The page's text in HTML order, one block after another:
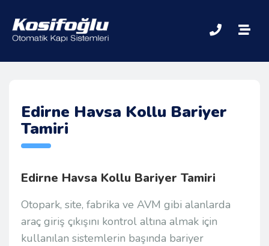
Edirne Havsa Kollu Bariyer
Tamiri
Edirne Havsa Kollu Bariyer Tamiri
Otopark, site, fabrika ve AVM gibi alanlarda
araç giriş çıkışını kontrol altına almak için
kullanılan sistemlerin başında bariyer